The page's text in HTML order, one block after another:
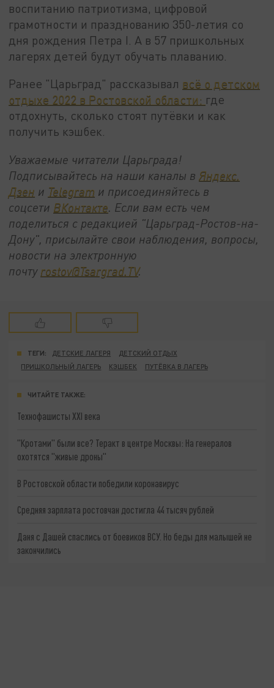
воспитанию патриотизма, цифровой
грамотности и празднованию 350-летия со
дня рождения Петра I. А в 57 пришкольных
лагерях детей будут обучать плаванию.
Ранее "Царьград" рассказывал всё о детском
отдыхе 2022 в Ростовской области: где
отдохнуть, сколько стоят путёвки и как
получить кэшбек.
Уважаемые читатели Царьграда!
Подписывайтесь на наши каналы в Яндекс.
Дзен и Telegram и присоединяйтесь в
соцсети ВКонтакте. Если вам есть чем
поделиться с редакцией "Царьград-Ростов-на-
Дону", присылайте свои наблюдения, вопросы,
новости на электронную
почту rostov@Tsargrad.ТV.
ТЕГИ: ДЕТСКИЕ ЛАГЕРЯ
ДЕТСКИЙ ОТДЫХ
ПРИШКОЛЬНЫЙ ЛАГЕРЬ
КЭШБЕК ПУТЁВКА В ЛАГЕРЬ
ЧИТАЙТЕ ТАКЖЕ:
Технофашисты XXI века
"Кротами" были все? Теракт в центре Москвы: На генералов
охотятся "живые дроны"
В Ростовской области победили коронавирус
Средняя зарплата ростовчан достигла 44 тысяч рублей
Даня с Дашей спаслись от боевиков ВСУ. Но беды для малышей не
закончились